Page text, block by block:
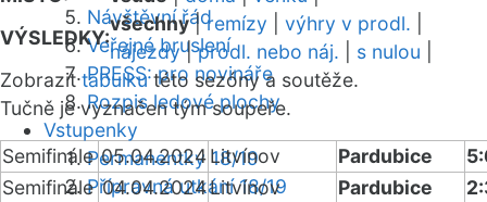
Návštěvní řád
Veřejné bruslení
PRESS: pro novináře
Rozpis ledové plochy
Vstupenky
Permanentky 18/19
Přípravná utkání 18/19
VÝSLEDKY:
všechny|remízy výhry v prodl.
nájezdy|prodl. nebo náj. s nulou
Zobrazittabulkutéto sezóny a soutěže.
Tučně je vyznačen tým soupeře.
Semifinále 05.04.2024Litvínov Pardubice
Semifinále 04.04.2024Litvínov Pardubice